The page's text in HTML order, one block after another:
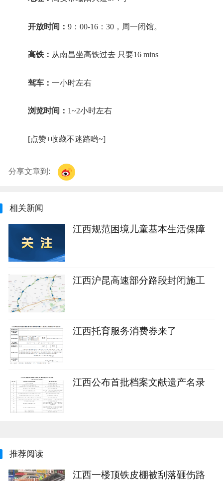
开放时间： 9：00-16：30，周一闭馆。
高铁： 从南昌坐高铁过去 只要16 mins
驾车： 一小时左右
浏览时间： 1~2小时左右
[点赞+收藏不迷路哟~]
分享文章到:
相关新闻
江西规范困境儿童基本生活保障
江西沪昆高速部分路段封闭施工
江西托育服务消费券来了
江西公布首批档案文献遗产名录
推荐阅读
江西一楼顶铁皮棚被刮落砸伤路